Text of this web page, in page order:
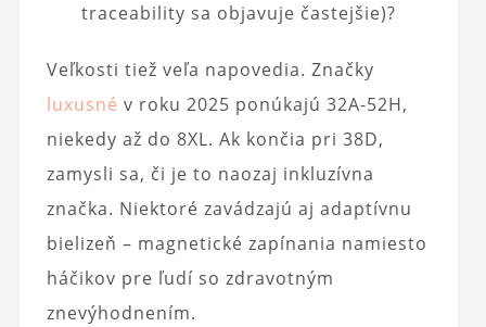
traceability sa objavuje častejšie)?
Veľkosti tiež veľa napovedia. Značky
luxusné v roku 2025 ponúkajú 32A-52H,
niekedy až do 8XL. Ak končia pri 38D,
zamysli sa, či je to naozaj inkluzívna
značka. Niektoré zavádzajú aj adaptívnu
bielizeň – magnetické zapínania namiesto
háčikov pre ľudí so zdravotným
znevýhodnením.